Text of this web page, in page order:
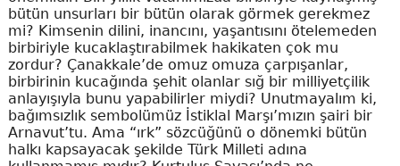
bütün unsurları bir bütün olarak görmek gerekmez
mi? Kimsenin dilini, inancını, yaşantısını ötelemeden
birbiriyle kucaklaştırabilmek hakikaten çok mu
zordur? Çanakkale’de omuz omuza çarpışanlar,
birbirinin kucağında şehit olanlar sığ bir milliyetçilik
anlayışıyla bunu yapabilirler miydi? Unutmayalım ki,
bağımsızlık sembolümüz İstiklal Marşı’mızın şairi bir
Arnavut’tu. Ama “ırk” sözcüğünü o dönemki bütün
halkı kapsayacak şekilde Türk Milleti adına